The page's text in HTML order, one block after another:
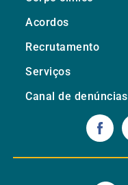
Acordos
Recrutamento
Serviços
Canal de denúncias